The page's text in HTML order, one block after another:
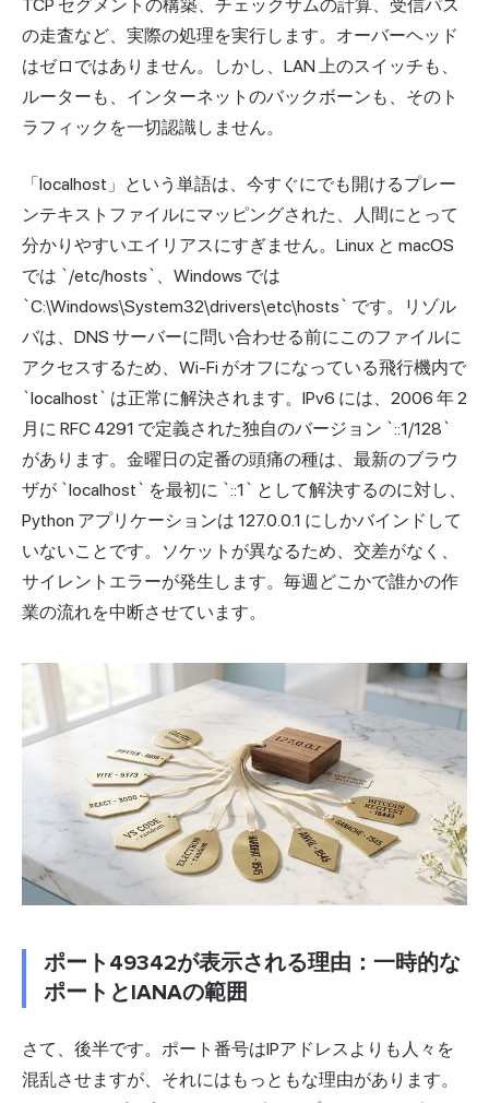
TCP セグメントの構築、チェックサムの計算、受信パス
の走査など、実際の処理を実行します。オーバーヘッド
はゼロではありません。しかし、LAN 上のスイッチも、
ルーターも、インターネットのバックボーンも、そのト
ラフィックを一切認識しません。
「localhost」という単語は、今すぐにでも開けるプレー
ンテキストファイルにマッピングされた、人間にとって
分かりやすいエイリアスにすぎません。Linux と macOS
では `/etc/hosts`、Windows では
`C:\Windows\System32\drivers\etc\hosts` です。リゾル
バは、DNS サーバーに問い合わせる前にこのファイルに
アクセスするため、Wi-Fi がオフになっている飛行機内で
`localhost` は正常に解決されます。IPv6 には、2006 年 2
月に RFC 4291 で定義された独自のバージョン `::1/128`
があります。金曜日の定番の頭痛の種は、最新のブラウ
ザが `localhost` を最初に `::1` として解決するのに対し、
Python アプリケーションは 127.0.0.1 にしかバインドして
いないことです。ソケットが異なるため、交差がなく、
サイレント エラーが発生します。毎週どこかで誰かの作
業の流れを中断させています。
ポート49342が表示される理由：一時的な
ポートとIANAの範囲
さて、後半です。ポート番号はIPアドレスよりも人々を
混乱させますが、それにはもっともな理由があります。